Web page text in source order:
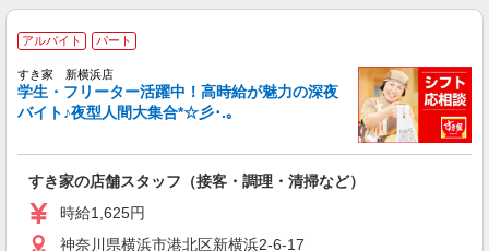
神奈川県横浜市港北区小机町78-1
アルバイト パート
すき家の店舗スタッフ（接客・調理・清掃な
ど）
アルバイト パート
すき家 新横浜店
学生・フリーター活躍中！高時給が魅力の深夜
バイト♪夜型人間大集合*☆彡･.｡
すき家の店舗スタッフ（接客・調理・清掃など）
時給1,625円
神奈川県横浜市港北区新横浜2-6-17